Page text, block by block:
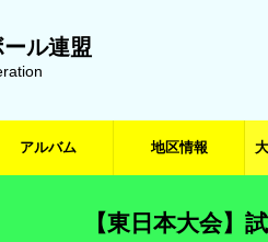
ル連盟
アルバム 地区情報
【東日本大会】